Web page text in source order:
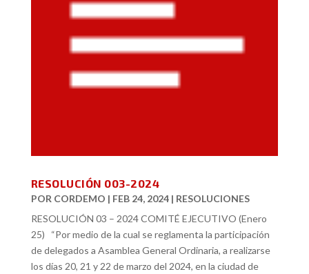
RESOLUCIÓN 003-2024
POR CORDEMO | FEB 24, 2024| RESOLUCIONES
RESOLUCIÓN 03 – 2024 COMITÉ EJECUTIVO (Enero
25) “Por medio de la cual se reglamenta la participación
de delegados a Asamblea General Ordinaria, a realizarse
los días 20, 21 y 22 de marzo del 2024, en la ciudad de